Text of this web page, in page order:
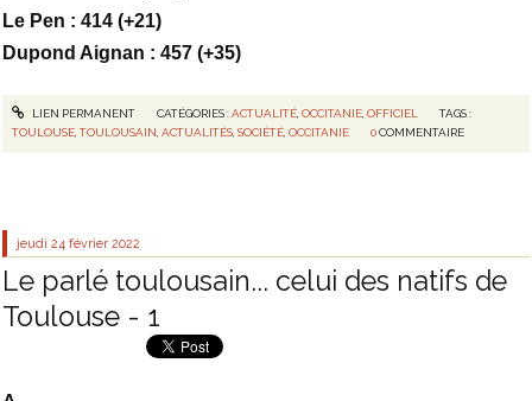
Le Pen : 414 (+21)
Dupond Aignan : 457 (+35)
LIEN PERMANENT CATÉGORIES :ACTUALITÉ, OCCITANIE, OFFICIEL
TAGS :
TOULOUSE,TOULOUSAIN,ACTUALITÉS,SOCIÉTÉ,OCCITANIE 0 COMMENTAIRE
jeudi 24 février 2022
Le parlé toulousain... celui des natifs de
Toulouse - 1